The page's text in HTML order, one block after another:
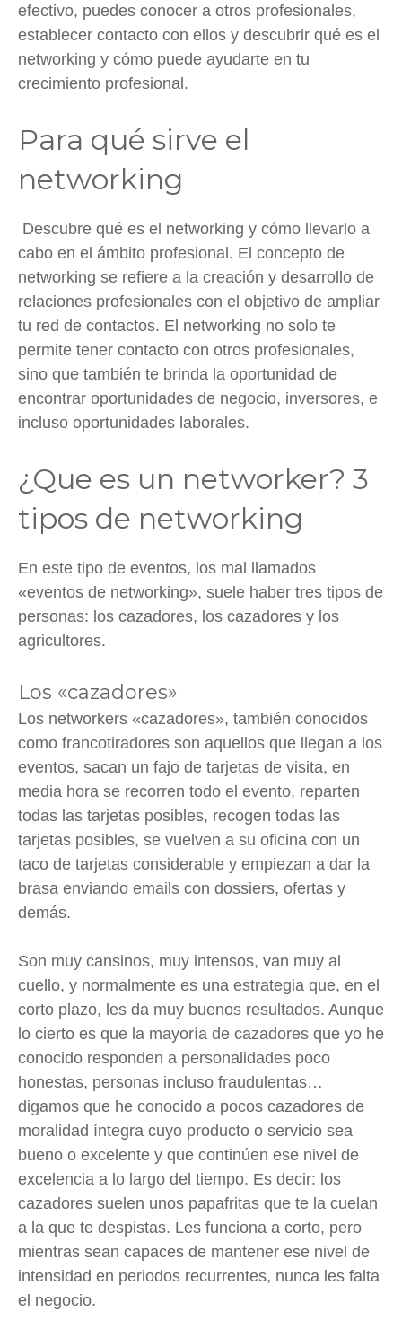
efectivo, puedes conocer a otros profesionales,
establecer contacto con ellos y descubrir qué es el
networking y cómo puede ayudarte en tu
crecimiento profesional.
Para qué sirve el
networking
Descubre qué es el networking y cómo llevarlo a
cabo en el ámbito profesional. El concepto de
networking se refiere a la creación y desarrollo de
relaciones profesionales con el objetivo de ampliar
tu red de contactos. El networking no solo te
permite tener contacto con otros profesionales,
sino que también te brinda la oportunidad de
encontrar oportunidades de negocio, inversores, e
incluso oportunidades laborales.
¿Que es un networker? 3
tipos de networking
En este tipo de eventos, los mal llamados
«eventos de networking», suele haber tres tipos de
personas: los cazadores, los cazadores y los
agricultores.
Los «cazadores»
Los networkers «cazadores», también conocidos
como francotiradores son aquellos que llegan a los
eventos, sacan un fajo de tarjetas de visita, en
media hora se recorren todo el evento, reparten
todas las tarjetas posibles, recogen todas las
tarjetas posibles, se vuelven a su oficina con un
taco de tarjetas considerable y empiezan a dar la
brasa enviando emails con dossiers, ofertas y
demás.
Son muy cansinos, muy intensos, van muy al
cuello, y normalmente es una estrategia que, en el
corto plazo, les da muy buenos resultados. Aunque
lo cierto es que la mayoría de cazadores que yo he
conocido responden a personalidades poco
honestas, personas incluso fraudulentas…
digamos que he conocido a pocos cazadores de
moralidad íntegra cuyo producto o servicio sea
bueno o excelente y que continúen ese nivel de
excelencia a lo largo del tiempo. Es decir: los
cazadores suelen unos papafritas que te la cuelan
a la que te despistas. Les funciona a corto, pero
mientras sean capaces de mantener ese nivel de
intensidad en periodos recurrentes, nunca les falta
el negocio.